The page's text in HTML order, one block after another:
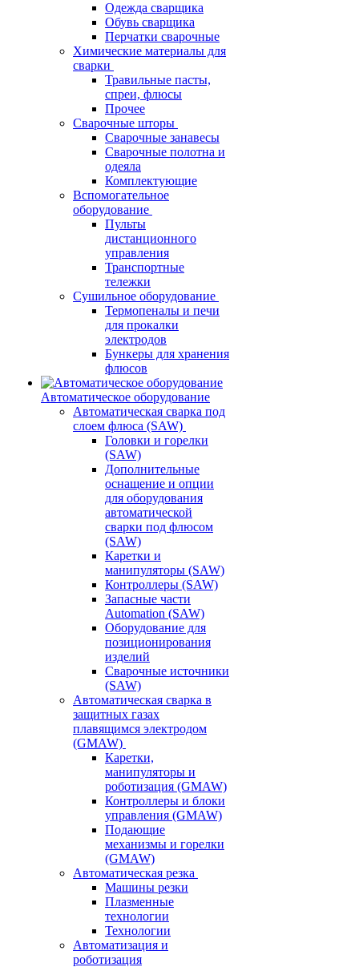
Одежда сварщика
Обувь сварщика
Перчатки сварочные
Химические материалы для
сварки
Травильные пасты,
спреи, флюсы
Прочее
Сварочные шторы
Сварочные занавесы
Сварочные полотна и
одеяла
Комплектующие
Вспомогательное
оборудование
Пульты
дистанционного
управления
Транспортные
тележки
Сушильное оборудование
Термопеналы и печи
для прокалки
электродов
Бункеры для хранения
флюсов
Автоматическое оборудование
Автоматическая сварка под
слоем флюса (SAW)
Головки и горелки
(SAW)
Дополнительные
оснащение и опции
для оборудования
автоматической
сварки под флюсом
(SAW)
Каретки и
манипуляторы (SAW)
Контроллеры (SAW)
Запасные части
Automation (SAW)
Оборудование для
позиционирования
изделий
Сварочные источники
(SAW)
Автоматическая сварка в
защитных газах
плавящимся электродом
(GMAW)
Каретки,
манипуляторы и
роботизация (GMAW)
Контроллеры и блоки
управления (GMAW)
Подающие
механизмы и горелки
(GMAW)
Автоматическая резка
Машины резки
Плазменные
технологии
Технологии
Автоматизация и
роботизация